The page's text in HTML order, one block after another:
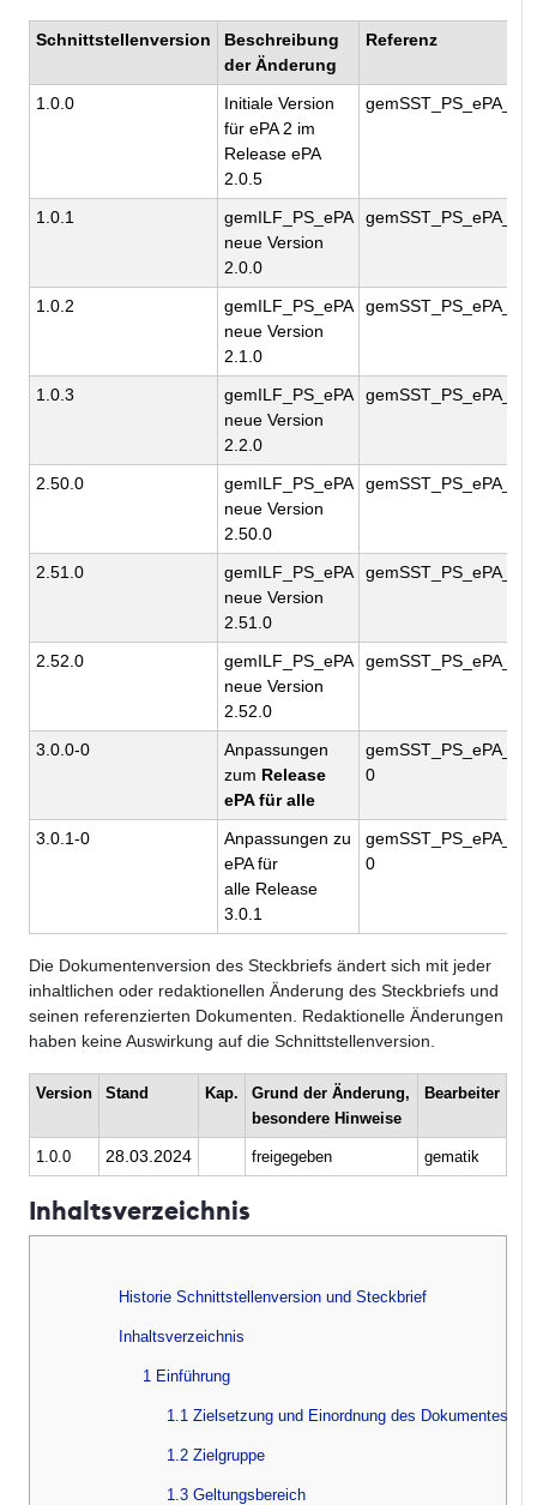
Schnittstellenversion
Beschreibung
der Änderung
Referenz
1.0.0
Initiale Version
für ePA 2 im
Release ePA
2.0.5
1.0.1
gemILF_PS_ePA
neue Version
2.0.0
1.0.2
gemILF_PS_ePA
neue Version
2.1.0
1.0.3
gemILF_PS_ePA
neue Version
2.2.0
2.50.0
gemILF_PS_ePA
neue Version
2.50.0
2.51.0
gemILF_PS_ePA
neue Version
2.51.0
2.52.0
gemILF_PS_ePA
neue Version
2.52.0
3.0.0-0
Anpassungen
zum Release
ePA für alle
0
3.0.1-0
Anpassungen zu
ePA für
alle Release
3.0.1
0
Die Dokumentenversion des Steckbriefs ändert sich mit jeder
inhaltlichen oder redaktionellen Änderung des Steckbriefs und
seinen referenzierten Dokumenten. Redaktionelle Änderungen
haben keine Auswirkung auf die Schnittstellenversion.
Version Stand Kap.
Grund der Änderung,
besondere Hinweise
Bearbeiter
1.0.0 28.03.2024 freigegeben gematik
Inhaltsverzeichnis
Historie Schnittstellenversion und Steckbrief
Inhaltsverzeichnis
1 Einführung
1.1 Zielsetzung und Einordnung des Dokumentes
1.2 Zielgruppe
1.3 Geltungsbereich